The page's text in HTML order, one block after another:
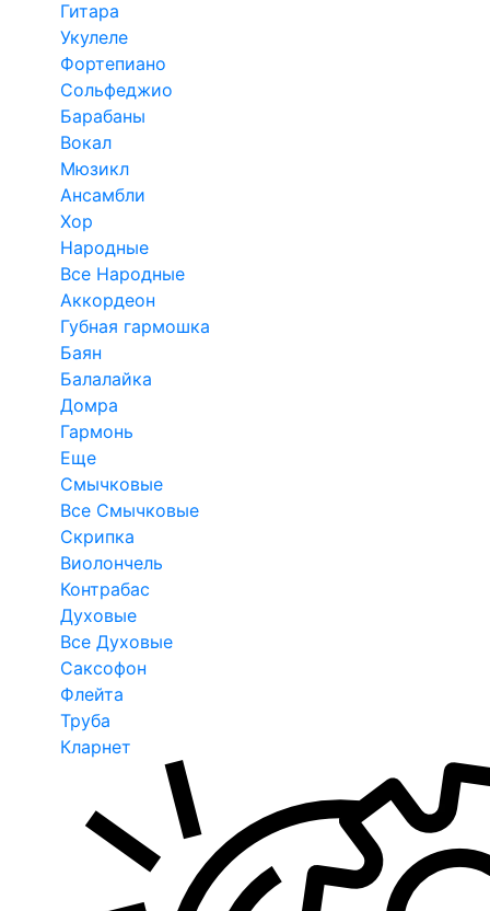
Гитара
Укулеле
Фортепиано
Сольфеджио
Барабаны
Вокал
Мюзикл
Ансамбли
Хор
Народные
Все Народные
Аккордеон
Губная гармошка
Баян
Балалайка
Домра
Гармонь
Еще
Смычковые
Все Смычковые
Скрипка
Виолончель
Контрабас
Духовые
Все Духовые
Саксофон
Флейта
Труба
Кларнет